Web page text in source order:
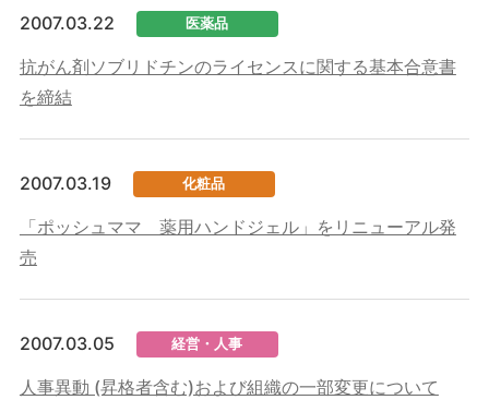
2007.03.22 医薬品
抗がん剤ソブリドチンのライセンスに関する基本合意書
を締結
2007.03.19 化粧品
「ポッシュママ 薬用ハンドジェル」をリニューアル発
売
2007.03.05 経営・人事
人事異動 (昇格者含む)および組織の一部変更について